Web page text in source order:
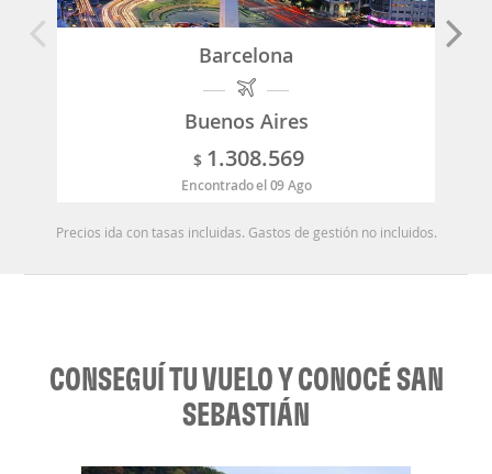
Barcelona
Buenos Aires
$ 1.308.569
Encontrado el 09 Ago
Precios ida con tasas incluidas. Gastos de gestión no incluidos.
CONSEGUÍ TU VUELO Y CONOCÉ SAN
SEBASTIÁN